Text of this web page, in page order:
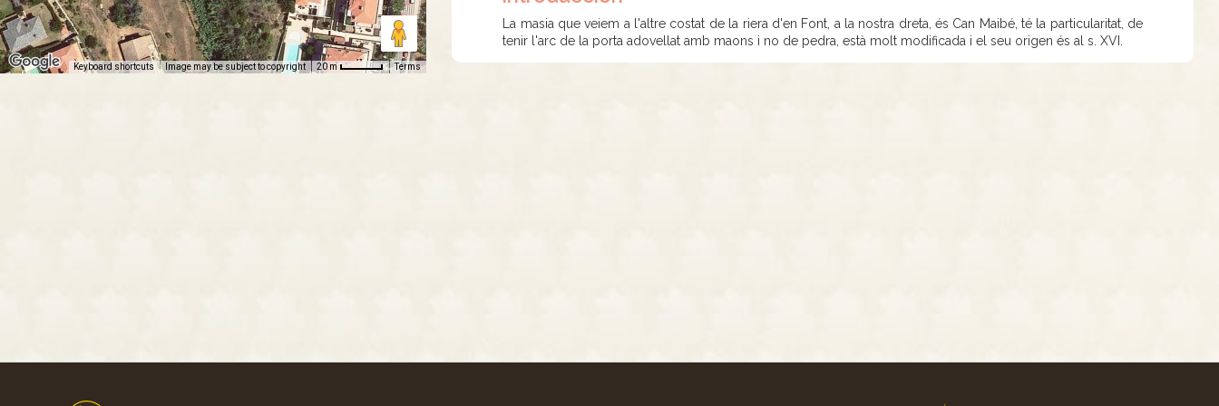
Keyboard shortcuts Image may be subject to copyright 20 m Terms
La masia que veiem a l'altre costat de la riera d'en Font, a la nostra dreta, és Can Maibé, té la particularitat, de
tenir l'arc de la porta adovellat amb maons i no de pedra, està molt modificada i el seu origen és al s. XVI.